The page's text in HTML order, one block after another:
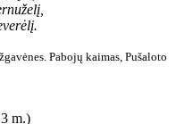
Pabojų kaimas, Pušaloto